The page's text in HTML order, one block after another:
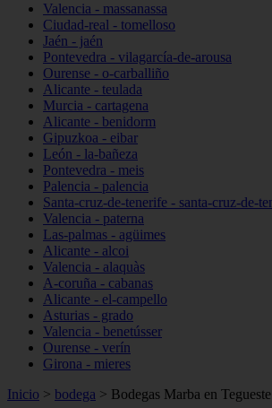
Valencia - massanassa
Ciudad-real - tomelloso
Jaén - jaén
Pontevedra - vilagarcía-de-arousa
Ourense - o-carballiño
Alicante - teulada
Murcia - cartagena
Alicante - benidorm
Gipuzkoa - eibar
León - la-bañeza
Pontevedra - meis
Palencia - palencia
Santa-cruz-de-tenerife - santa-cruz-de-
Valencia - paterna
Las-palmas - agüimes
Alicante - alcoi
Valencia - alaquàs
A-coruña - cabanas
Alicante - el-campello
Asturias - grado
Valencia - benetússer
Ourense - verín
Girona - mieres
Inicio > bodega > Bodegas Marba en Tegueste